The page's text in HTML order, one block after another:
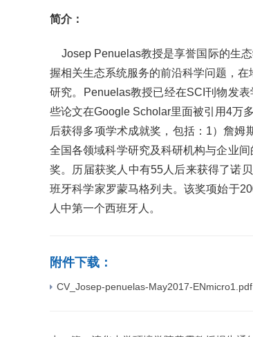
简介：
Josep Penuelas教授是享誉国际的生
握相关生态系统服务的前沿科学问题，
研究。Penuelas教授已经在SCI刊物发
些论文在Google Scholar里面被引用4万
后获得多项学术成就奖，包括：1）詹
全国各领域科学研究及科研机构与企业
奖。历届获奖人中有55人后来获得了诺
班牙科学家罗蒙马格列夫。该奖项始于
人中第一个西班牙人。
附件下载：
CV_Josep-penuelas-May2017-ENmicro1.pdf